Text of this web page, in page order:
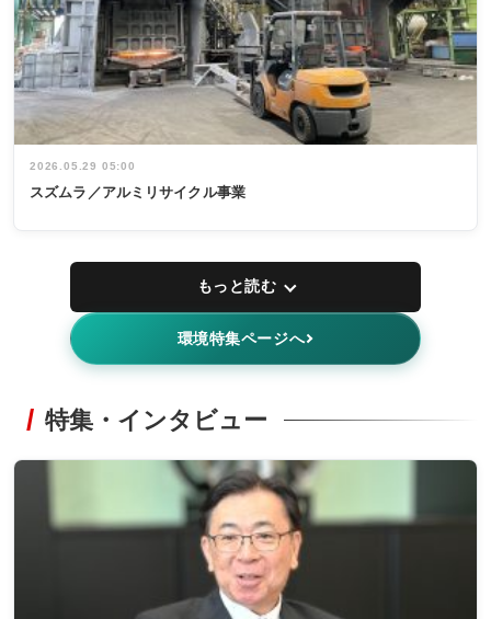
2026.05.29 05:00
スズムラ／アルミリサイクル事業
もっと読む
環境特集ページへ
特集・インタビュー